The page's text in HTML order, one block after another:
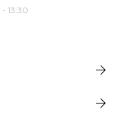
13:30